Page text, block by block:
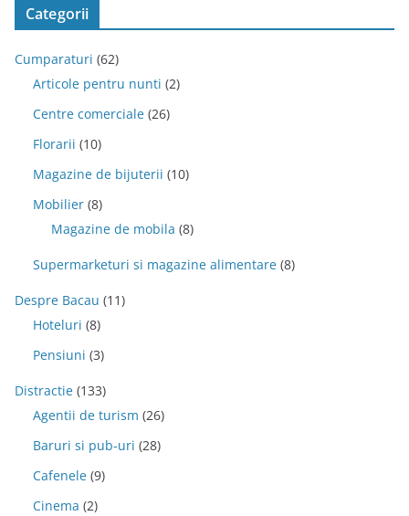
Categorii
Cumparaturi (62)
Articole pentru nunti (2)
Centre comerciale (26)
Florarii (10)
Magazine de bijuterii (10)
Mobilier (8)
Magazine de mobila (8)
Supermarketuri si magazine alimentare (8)
Despre Bacau (11)
Hoteluri (8)
Pensiuni (3)
Distractie (133)
Agentii de turism (26)
Baruri si pub-uri (28)
Cafenele (9)
Cinema (2)